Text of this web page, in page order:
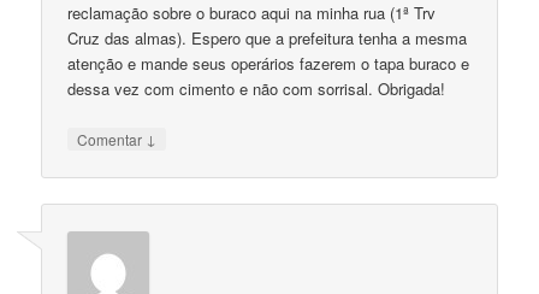
reclamação sobre o buraco aqui na minha rua (1ª Trv
Cruz das almas). Espero que a prefeitura tenha a mesma
atenção e mande seus operários fazerem o tapa buraco e
dessa vez com cimento e não com sorrisal. Obrigada!
Comentar ↓